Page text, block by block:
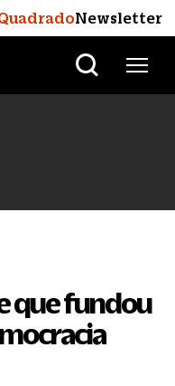
Newsletter
que fundou